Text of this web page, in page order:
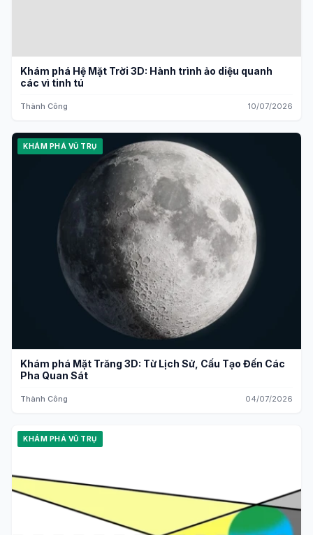
Khám phá Hệ Mặt Trời 3D: Hành trình ảo diệu quanh
các vì tinh tú
Thành Công 10/07/2026
KHÁM PHÁ VŨ TRỤ
Khám phá Mặt Trăng 3D: Từ Lịch Sử, Cấu Tạo Đến Các
Pha Quan Sát
Thành Công 04/07/2026
KHÁM PHÁ VŨ TRỤ